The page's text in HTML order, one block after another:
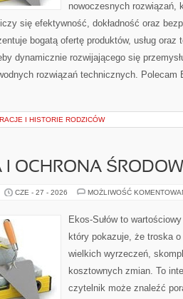
nowoczesnych rozwiązań,
się efektywność, dokładność oraz
bogatą ofertę produktów, usług oraz
dynamicznie rozwijającego się
rozwiązań technicznych. Polecam
I HISTORIE RODZICÓW
I OCHRONA
CZE - 27 - 2026 MOŻLIWOŚĆ
Ekos-Sułów to
który pokazuje, że troska
wielkich wyrzeczeń,
kosztownych zmian. To
czytelnik może znaleźć